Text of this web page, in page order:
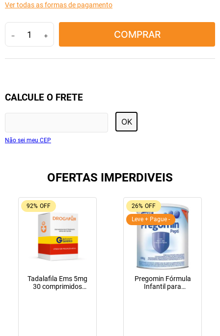
Ver todas as formas de pagamento
＋
－ COMPRAR
CALCULE O FRETE
OK
Não sei meu CEP
OFERTAS IMPERDIVEIS
92% OFF
Tadalafila Ems 5mg
30 comprimidos
26% OFF
Leve + Pague -
Pregomin Fórmula
Infantil para
10º lola